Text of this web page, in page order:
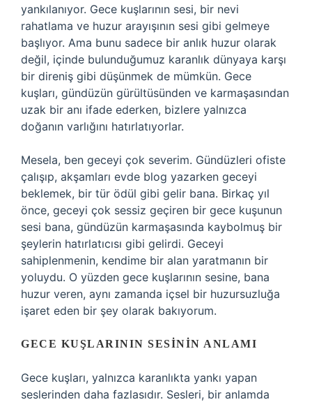
yankılanıyor. Gece kuşlarının sesi, bir nevi
rahatlama ve huzur arayışının sesi gibi gelmeye
başlıyor. Ama bunu sadece bir anlık huzur olarak
değil, içinde bulunduğumuz karanlık dünyaya karşı
bir direniş gibi düşünmek de mümkün. Gece
kuşları, gündüzün gürültüsünden ve karmaşasından
uzak bir anı ifade ederken, bizlere yalnızca
doğanın varlığını hatırlatıyorlar.
Mesela, ben geceyi çok severim. Gündüzleri ofiste
çalışıp, akşamları evde blog yazarken geceyi
beklemek, bir tür ödül gibi gelir bana. Birkaç yıl
önce, geceyi çok sessiz geçiren bir gece kuşunun
sesi bana, gündüzün karmaşasında kaybolmuş bir
şeylerin hatırlatıcısı gibi gelirdi. Geceyi
sahiplenmenin, kendime bir alan yaratmanın bir
yoluydu. O yüzden gece kuşlarının sesine, bana
huzur veren, aynı zamanda içsel bir huzursuzluğa
işaret eden bir şey olarak bakıyorum.
GECE KUŞLARININ SESININ ANLAMI
Gece kuşları, yalnızca karanlıkta yankı yapan
seslerinden daha fazlasıdır. Sesleri, bir anlamda